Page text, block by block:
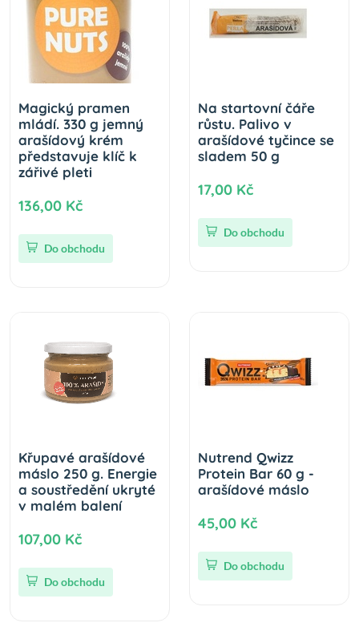
Magický pramen
mládí. 330 g jemný
arašídový krém
představuje klíč k
zářivé pleti
136,00 Kč
Do obchodu
Na startovní čáře
růstu. Palivo v
arašídové tyčince se
sladem 50 g
17,00 Kč
Do obchodu
Křupavé arašídové
máslo 250 g. Energie
a soustředění ukryté
v malém balení
107,00 Kč
Do obchodu
Nutrend Qwizz
Protein Bar 60 g -
arašídové máslo
45,00 Kč
Do obchodu